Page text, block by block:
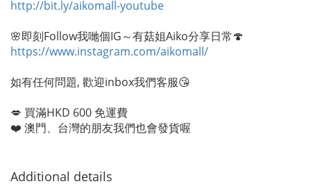
http://bit.ly/aikomall-youtube
🌸即刻Follow我哋個IG～有菇姐Aiko分享日常🍄
https://www.instagram.com/aikomall/
如有任何問題, 歡迎inbox我們客服😘
💋 買滿HKD 600 免運費
❤️ 澳門、台灣的朋友我們也會發貨喔
Additional details